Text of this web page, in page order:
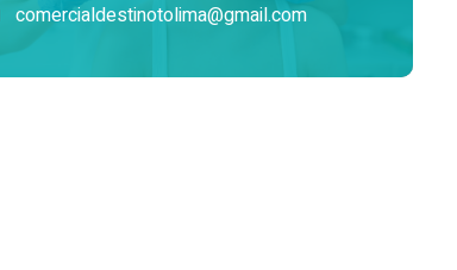
comercialdestinotolima@gmail.com